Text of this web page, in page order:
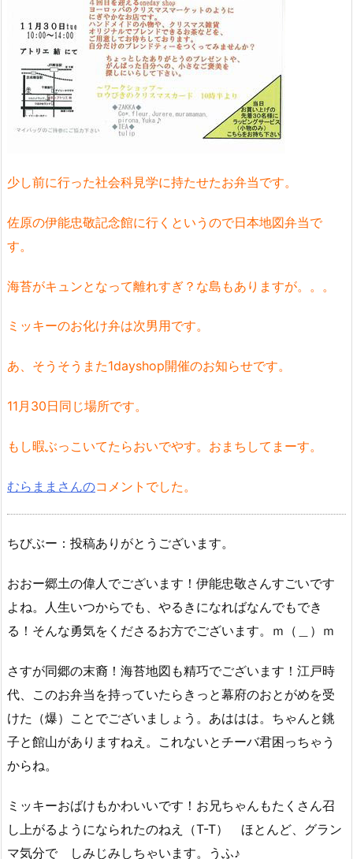
少し前に行った社会科見学に持たせたお弁当です。
佐原の伊能忠敬記念館に行くというので日本地図弁当で
す。
海苔がキュンとなって離れすぎ？な島もありますが。。。
ミッキーのお化け弁は次男用です。
あ、そうそうまた1dayshop開催のお知らせです。
11月30日同じ場所です。
もし暇ぶっこいてたらおいでやす。おまちしてまーす。
むらままさんのコメントでした。
ちびぶー：投稿ありがとうございます。
おおー郷土の偉人でございます！伊能忠敬さんすごいです
よね。人生いつからでも、やるきになればなんでもでき
る！そんな勇気をくださるお方でございます。ｍ（＿）ｍ
さすが同郷の末裔！海苔地図も精巧でございます！江戸時
代、このお弁当を持っていたらきっと幕府のおとがめを受
けた（爆）ことでございましょう。あははは。ちゃんと銚
子と館山がありますねえ。これないとチーバ君困っちゃう
からね。
ミッキーおばけもかわいいです！お兄ちゃんもたくさん召
し上がるようになられたのねえ（T-T） ほとんど、グラン
マ気分で しみじみしちゃいます。うふ♪